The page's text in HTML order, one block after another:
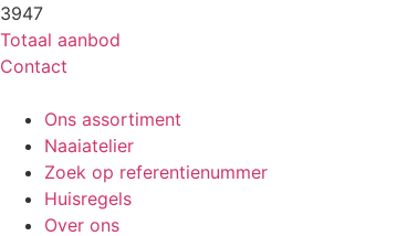
3947
Totaal aanbod
Contact
Ons assortiment
Naaiatelier
Zoek op referentienummer
Huisregels
Over ons